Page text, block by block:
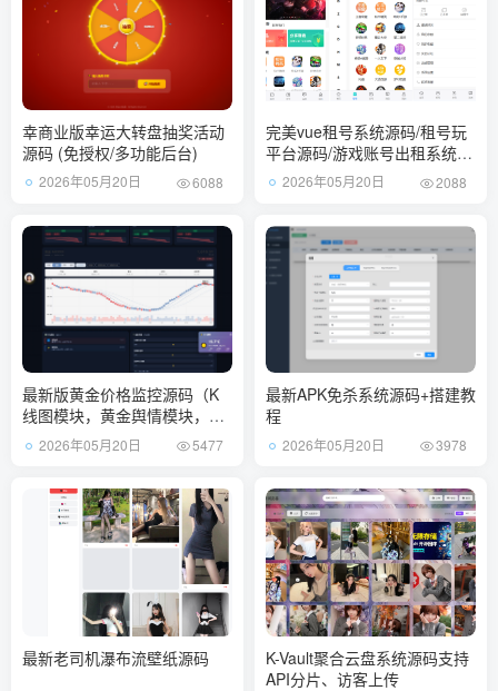
幸商业版幸运大转盘抽奖活动
源码 (免授权/多功能后台)
2026年05月20日 6088
完美vue租号系统源码/租号玩
平台源码/游戏账号出租系统/
虚拟账号出租平台源码
2026年05月20日 2088
最新版黄金价格监控源码（K
线图模块，黄金舆情模块，AI
智能客服）
2026年05月20日 5477
最新APK免杀系统源码+搭建教
程
2026年05月20日 3978
最新老司机瀑布流壁纸源码
K-Vault聚合云盘系统源码支持
API分片、访客上传